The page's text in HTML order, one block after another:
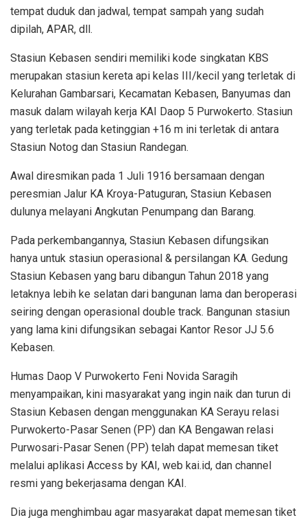
tempat duduk dan jadwal, tempat sampah yang sudah
dipilah, APAR, dll.
Stasiun Kebasen sendiri memiliki kode singkatan KBS
merupakan stasiun kereta api kelas III/kecil yang terletak di
Kelurahan Gambarsari, Kecamatan Kebasen, Banyumas dan
masuk dalam wilayah kerja KAI Daop 5 Purwokerto. Stasiun
yang terletak pada ketinggian +16 m ini terletak di antara
Stasiun Notog dan Stasiun Randegan.
Awal diresmikan pada 1 Juli 1916 bersamaan dengan
peresmian Jalur KA Kroya-Patuguran, Stasiun Kebasen
dulunya melayani Angkutan Penumpang dan Barang.
Pada perkembangannya, Stasiun Kebasen difungsikan
hanya untuk stasiun operasional & persilangan KA. Gedung
Stasiun Kebasen yang baru dibangun Tahun 2018 yang
letaknya lebih ke selatan dari bangunan lama dan beroperasi
seiring dengan operasional double track. Bangunan stasiun
yang lama kini difungsikan sebagai Kantor Resor JJ 5.6
Kebasen.
Humas Daop V Purwokerto Feni Novida Saragih
menyampaikan, kini masyarakat yang ingin naik dan turun di
Stasiun Kebasen dengan menggunakan KA Serayu relasi
Purwokerto-Pasar Senen (PP) dan KA Bengawan relasi
Purwosari-Pasar Senen (PP) telah dapat memesan tiket
melalui aplikasi Access by KAI, web kai.id, dan channel
resmi yang bekerjasama dengan KAI.
Dia juga menghimbau agar masyarakat dapat memesan tiket